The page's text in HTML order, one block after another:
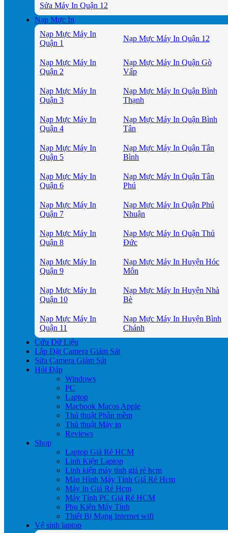
Sửa Máy In Quận 12
Nạp Mực In
Nạp Mực Máy In
Quận 1
Nạp Mực Máy In Quận 12
Nạp Mực Máy In
Quận 2
Nạp Mực Máy In Quận Gò
Vấp
Nạp Mực Máy In
Quận 3
Nạp Mực Máy In Quận Bình
Thạnh
Nạp Mực Máy In
Quận 4
Nạp Mực Máy In Quận Bình
Tân
Nạp Mực Máy In
Quận 5
Nạp Mực Máy In Quận Tân
Bình
Nạp Mực Máy In
Quận 6
Nạp Mực Máy In Quận Tân
Phú
Nạp Mực Máy In
Quận 7
Nạp Mực Máy In Quận Phú
Nhuận
Nạp Mực Máy In
Quận 8
Nạp Mực Máy In Quận Thủ
Đức
Nạp Mực Máy In
Quận 9
Nạp Mực Máy In Huyện Hóc
Môn
Nạp Mực Máy In
Quận 10
Nạp Mực Máy In Huyện Nhà
Bè
Nạp Mực Máy In
Quận 11
Nạp Mực Máy In Huyện Bình
Chánh
Cứu Dữ Liệu
Lắp Đặt Camera Giám Sát
Sửa Camera Giám Sát
Hỏi Đáp
Windows
PC
Laptop
Macbook Macos Apple
Thủ thuật Phần mềm
Thủ thuật Máy in
Reviews
Shop
Laptop Giá Rẻ HCM
Linh Kiện Laptop
Linh kiện máy tính giá rẻ hcm
Màn Hình Máy Tính Giá Rẻ Hcm
Máy In Giá Rẻ Hcm
Máy Tính PC Giá Rẻ HCM
Phụ Kiện Máy Tính
Thiết Bị Mạng Internet wifi
Vệ sinh laptop